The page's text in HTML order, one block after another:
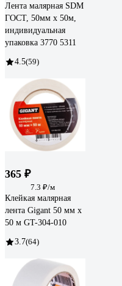
Лента малярная SDM
ГОСТ, 50мм х 50м,
индивидуальная
упаковка 3770 5311
4.5(59)
365 ₽
7.3 ₽/м
Клейкая малярная
лента Gigant 50 мм х
50 м GT-304-010
3.7(64)